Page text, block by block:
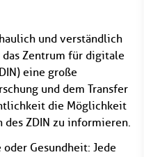
und verständlich
Zentrum für digitale
eine große
und dem Transfer
die Möglichkeit
ZDIN zu informieren.
Gesundheit: Jede